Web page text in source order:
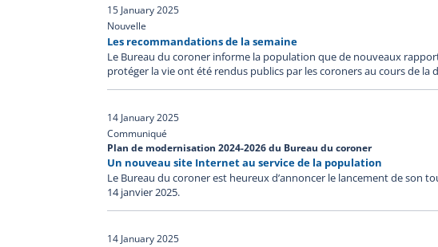
15 January 2025
Nouvelle
Les recommandations de la semaine
Le Bureau du coroner informe la population que de nouveaux
protéger la vie ont été rendus publics par les coroners au cours de la
14 January 2025
Communiqué
Plan de modernisation 2024-2026 du Bureau du coroner
Un nouveau site Internet au service de la population
Le Bureau du coroner est heureux d’annoncer le lancement de son
14 janvier 2025.
14 January 2025